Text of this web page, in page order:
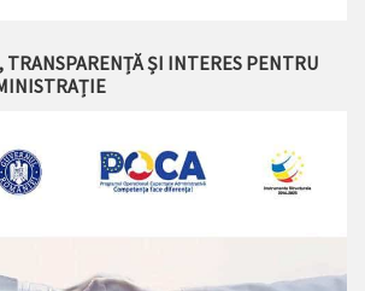
TRANSPARENȚĂ ȘI INTERES PENTRU